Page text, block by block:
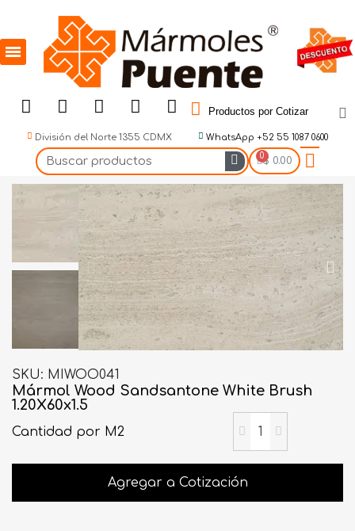
Productos por Cotizar
División del Norte 1355 CDMX WhatsApp +52 55 1087 0600
$ 0.00
SKU MIWOO041
Mármol Wood Sandsantone White Brush
1.20X60x1.5
Cantidad por M2
Agregar a Cotización